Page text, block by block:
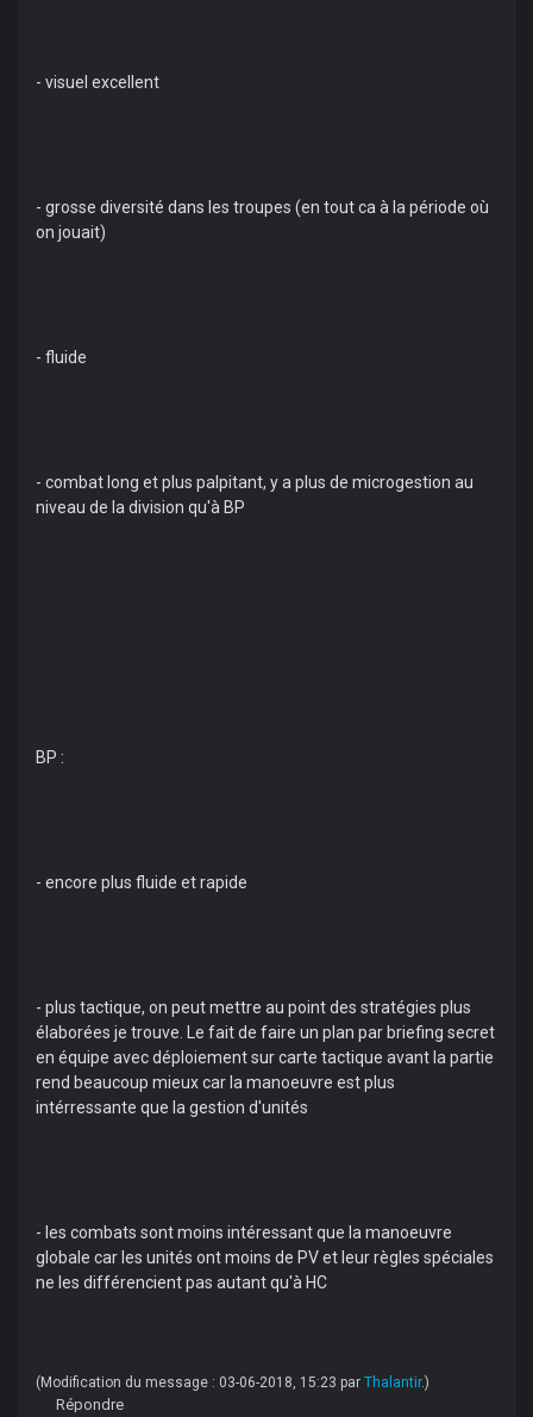
- visuel excellent
- grosse diversité dans les troupes (en tout ca à la période où
on jouait)
- fluide
- combat long et plus palpitant, y a plus de microgestion au
niveau de la division qu'à BP
BP :
- encore plus fluide et rapide
- plus tactique, on peut mettre au point des stratégies plus
élaborées je trouve. Le fait de faire un plan par briefing secret
en équipe avec déploiement sur carte tactique avant la partie
rend beaucoup mieux car la manoeuvre est plus
intérressante que la gestion d'unités
- les combats sont moins intéressant que la manoeuvre
globale car les unités ont moins de PV et leur règles spéciales
ne les différencient pas autant qu'à HC
(Modification du message : 03-06-2018, 15:23 par Thalantir.)
Répondre